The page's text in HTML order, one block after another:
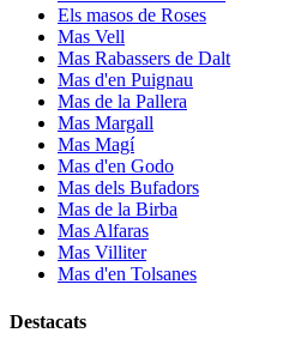
Els masos de Roses
Mas Vell
Mas Rabassers de Dalt
Mas d'en Puignau
Mas de la Pallera
Mas Margall
Mas Magí
Mas d'en Godo
Mas dels Bufadors
Mas de la Birba
Mas Alfaras
Mas Villiter
Mas d'en Tolsanes
Destacats